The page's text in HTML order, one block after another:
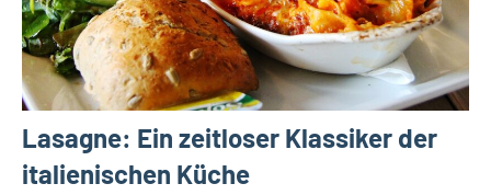
Lasagne: Ein zeitloser Klassiker der
italienischen Küche